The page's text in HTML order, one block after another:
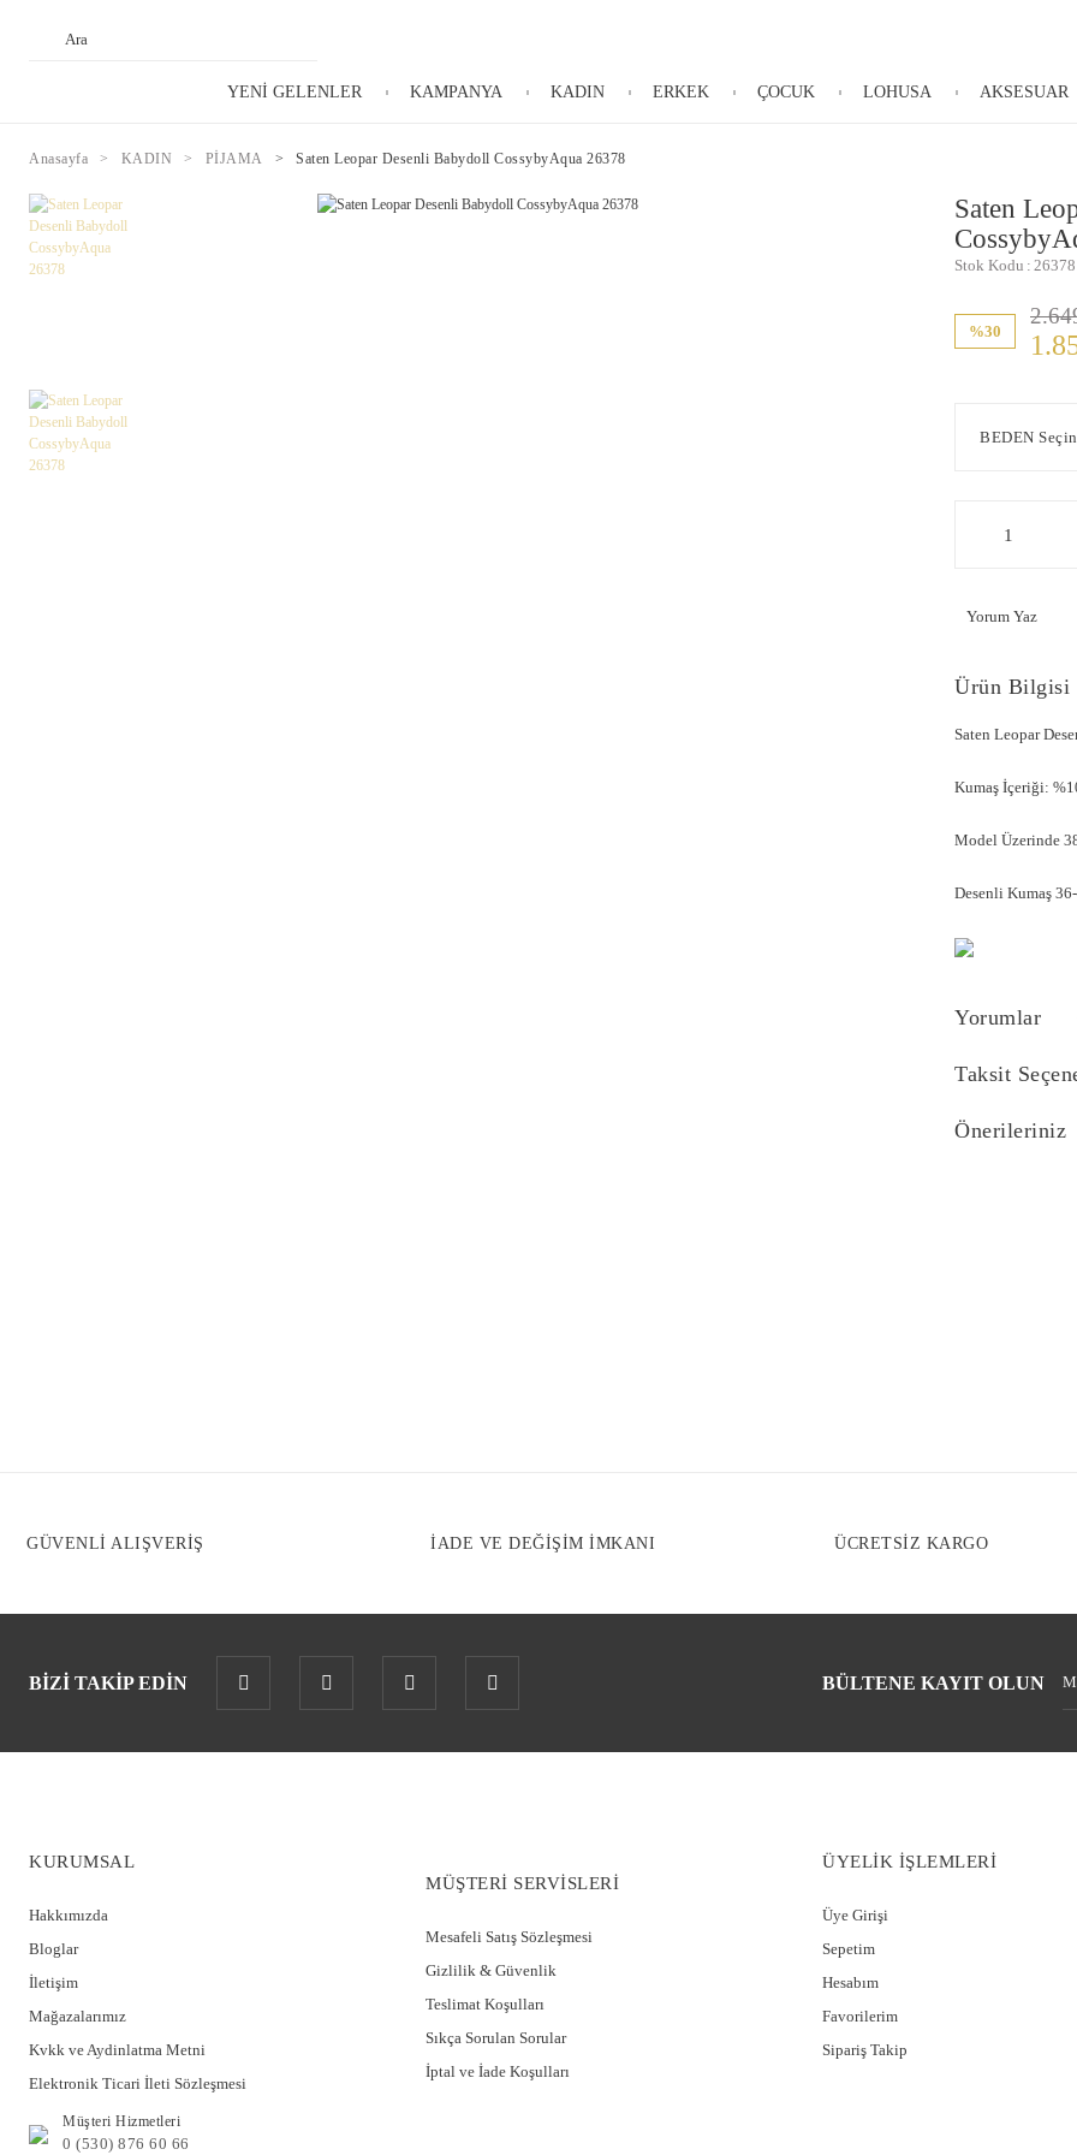
YENİ GELENLER KAMPANYA KADIN ERKEK ÇOCUK LOHUSA AKSESUAR
Anasayfa KADIN PİJAMA Saten Leopar Desenli Babydoll CossybyAqua 26378
Saten
Stok Kodu 26378
%30
Yorum Yaz
Ürün Bilgisi
Saten Leopar
Kumaş İçeriği:
Model Üzerinde
Desenli Kumaş
Yorumlar
Taksit
Önerileriniz
GÜVENLİ ALIŞVERİŞ İADE VE DEĞİŞİM İMKANI ÜCRETSİZ KARGO
BİZİ TAKİP EDİN BÜLTENE KAYIT OLUN
KURUMSAL
Hakkımızda
Bloglar
İletişim
Mağazalarımız
Kvkk ve Aydinlatma Metni
Elektronik Ticari İleti Sözleşmesi
MÜŞTERİ SERVİSLERİ
Mesafeli Satış Sözleşmesi
Gizlilik & Güvenlik
Teslimat Koşulları
Sıkça Sorulan Sorular
İptal ve İade Koşulları
ÜYELİK İŞLEMLERİ
Üye Girişi
Sepetim
Hesabım
Favorilerim
Sipariş Takip
Müşteri Hizmetleri
0 (530) 876 60 66